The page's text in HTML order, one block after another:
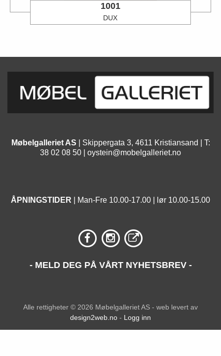
1001
DUX
Møbelgalleriet AS | Skippergata 3, 4611 Kristiansand | T:
38 02 08 50 | oystein@mobelgalleriet.no
ÅPNINGSTIDER | Man-Fre 10.00-17.00 | lør 10.00-15.00
- MELD DEG PÅ VÅRT NYHETSBREV -
Alle rettigheter © 2026 Møbelgalleriet AS - web levert av
design2web.no - Logg inn